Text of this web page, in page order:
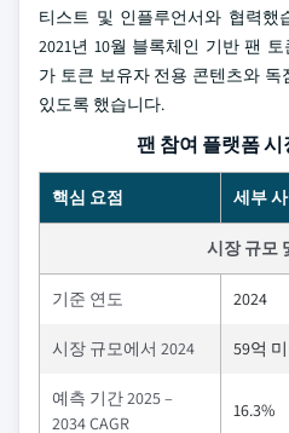
티스트 및 인플루언서와 협력
2021년 10월 블록체인 기반 팬
가 토큰 보유자 전용 콘텐츠와
있도록 했습니다.
팬 참여 플랫폼
핵심 요점 세부
시장 규모
기준 연도 2024
시장 규모에서 2024 59억
예측 기간 2025 –
2034 CAGR
16.3%